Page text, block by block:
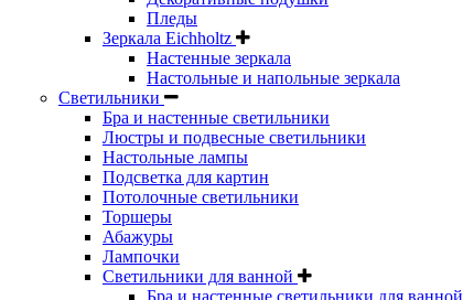
Пледы
Зеркала Eichholtz
Настенные зеркала
Настольные и напольные зеркала
Светильники
Бра и настенные светильники
Люстры и подвесные светильники
Настольные лампы
Подсветка для картин
Потолочные светильники
Торшеры
Абажуры
Лампочки
Светильники для ванной
Бра и настенные светильники для ванной